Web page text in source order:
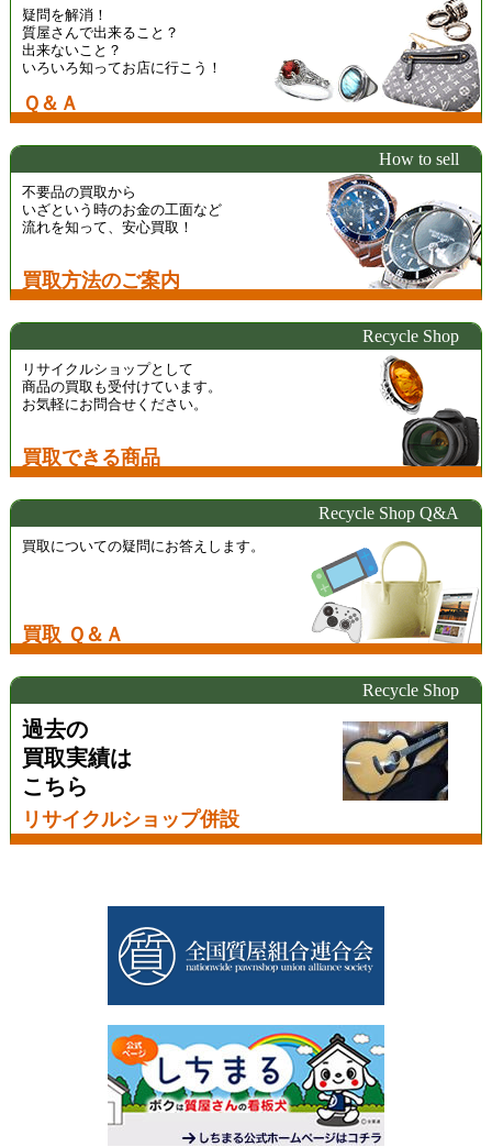
Ｑ＆Ａ
疑問を解消！
質屋さんで出来ること？
出来ないこと？
いろいろ知ってお店に行こう！
How to sell
買取方法のご案内
不要品の買取から
いざという時のお金の工面など
流れを知って、安心買取！
Recycle Shop
買取できる商品
リサイクルショップとして
商品の買取も受付けています。
お気軽にお問合せください。
Recycle Shop Q&A
買取 Ｑ＆Ａ
買取についての疑問にお答えします。
Recycle Shop
リサイクルショップ併設
過去の
買取実績は
こちら